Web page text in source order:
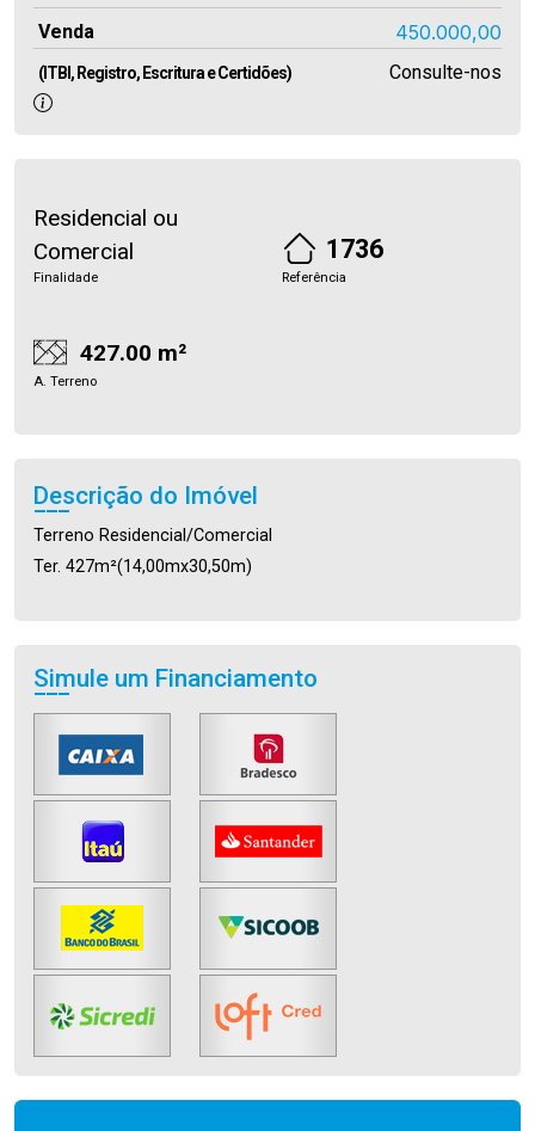
Venda 450.000,00
(ITBI, Registro, Escritura e Certidões) Consulte-nos
Residencial ou
Comercial
Finalidade
1736
Referência
427.00 m²
A. Terreno
Descrição do Imóvel
Terreno Residencial/Comercial
Ter. 427m²(14,00mx30,50m)
Simule um Financiamento